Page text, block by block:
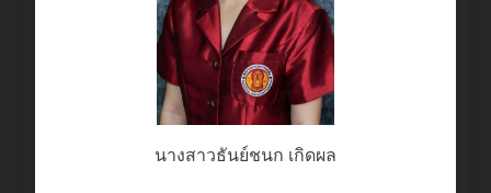
นางสาวธันย์ชนก เกิดผล